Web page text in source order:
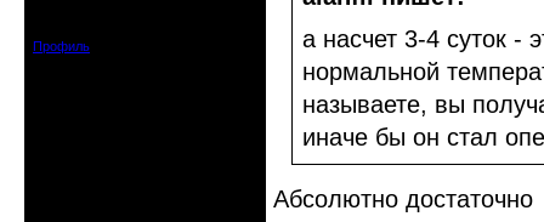
Профиль
а насчет 3-4 суток -
нормальной
называете, вы
иначе бы он стал
Абсолютно достаточно